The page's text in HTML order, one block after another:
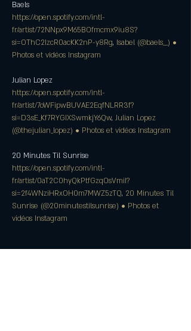
https://open.spotify.com/intl-
fr/artist/72NNpx9M65BOfmcmx9iu8S?
si=OThC2IzcR0acKK2nP-y8Rg, Isabel (@baels__) •
Photos et vidéos Instagram
https://open.spotify.com/intl-
fr/artist/7oWFipwBUVAE2EqfNLRR3f?
si=D3sE_Kf7RYGIXSwmkjY6Qw, Julian Lopez
(@thejulian_lopez) • Photos et vidéos Instagram
https://open.spotify.com/intl-
fr/artist/0aT2C0hyQkPtfGzqOsVmiI?
si=2f4WNziHRxOH0m7MWZ5zTQ, 20 Minutes Til
Sunrise (@20minutestilsunrise) • Photos et
vidéos Instagram